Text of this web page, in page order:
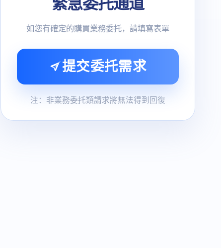
如您有確定的購買業務委托，請填寫表單
提交委托需求
注：非業務委托類請求將無法得到回復